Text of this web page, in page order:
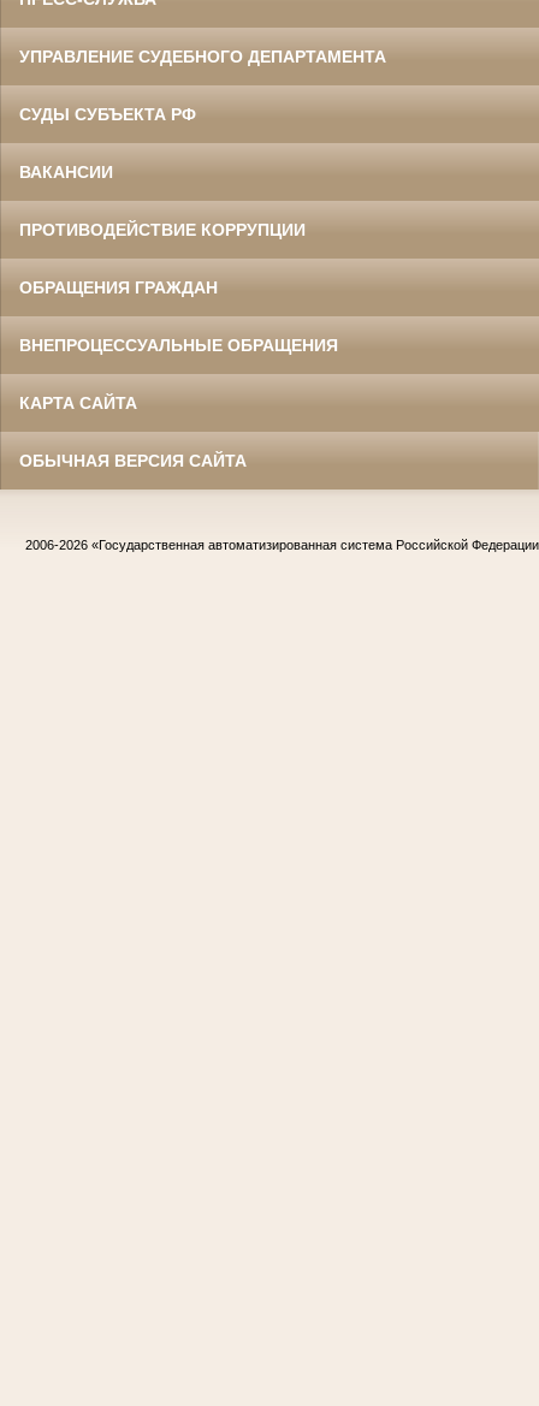
УПРАВЛЕНИЕ СУДЕБНОГО ДЕПАРТАМЕНТА
СУДЫ СУБЪЕКТА РФ
ВАКАНСИИ
ПРОТИВОДЕЙСТВИЕ КОРРУПЦИИ
ОБРАЩЕНИЯ ГРАЖДАН
ВНЕПРОЦЕССУАЛЬНЫЕ ОБРАЩЕНИЯ
КАРТА САЙТА
ОБЫЧНАЯ ВЕРСИЯ САЙТА
2006-2026 «Государственная автоматизированная система Российской